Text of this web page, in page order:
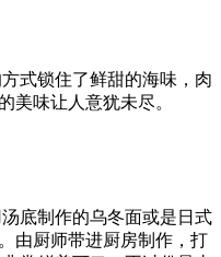
式锁住了鲜甜的海味，肉
美味让人意犹未尽。
底制作的乌冬面或是日式
由厨师带进厨房制作‬，‪打